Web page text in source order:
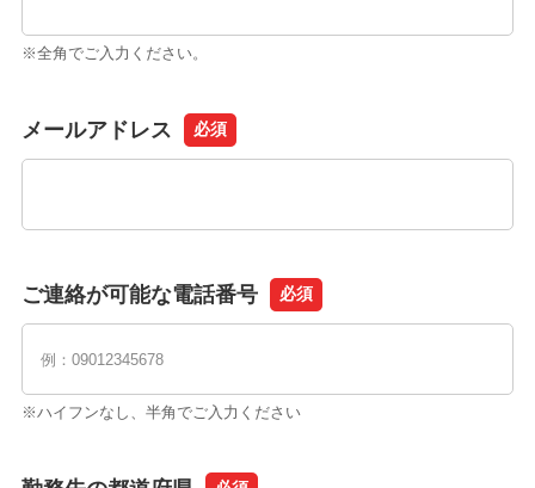
※全角でご入力ください。
メールアドレス 必須
ご連絡が可能な電話番号 必須
※ハイフンなし、半角でご入力ください